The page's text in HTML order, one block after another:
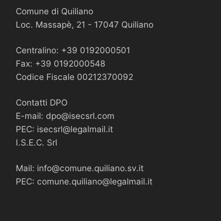
Comune di Quiliano
Loc. Massapè, 21 - 17047 Quiliano
Centralino: +39 0192000501
Fax: +39 0192000548
Codice Fiscale 00212370092
Contatti DPO
E-mail: dpo@isecsrl.com
PEC: isecsrl@legalmail.it
I.S.E.C. Srl
Mail: info@comune.quiliano.sv.it
PEC: comune.quiliano@legalmail.it